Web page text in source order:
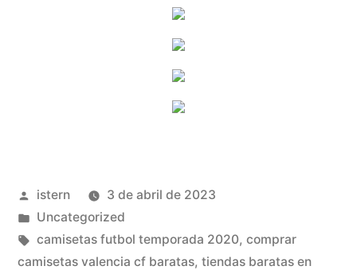
Publicado
por
istern
3 de abril de 2023
Publicado
en
Uncategorized
Etiquetas:
camisetas futbol temporada 2020, comprar
camisetas valencia cf baratas, tiendas baratas en